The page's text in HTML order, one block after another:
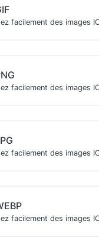
facilement des images
facilement des images
facilement des images
facilement des images